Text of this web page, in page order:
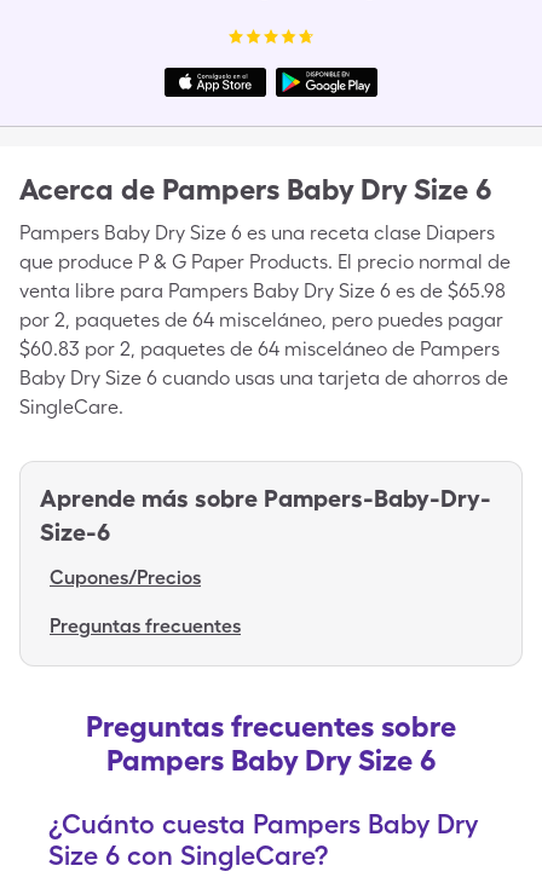
Acerca de Pampers Baby Dry Size 6
Pampers Baby Dry Size 6 es una receta clase Diapers
que produce P & G Paper Products. El precio normal de
venta libre para Pampers Baby Dry Size 6 es de $65.98
por 2, paquetes de 64 misceláneo, pero puedes pagar
$60.83 por 2, paquetes de 64 misceláneo de Pampers
Baby Dry Size 6 cuando usas una tarjeta de ahorros de
SingleCare.
Aprende más sobre Pampers-Baby-Dry-
Size-6
Cupones/Precios
Preguntas frecuentes
Preguntas frecuentes sobre
Pampers Baby Dry Size 6
¿Cuánto cuesta Pampers Baby Dry
Size 6 con SingleCare?